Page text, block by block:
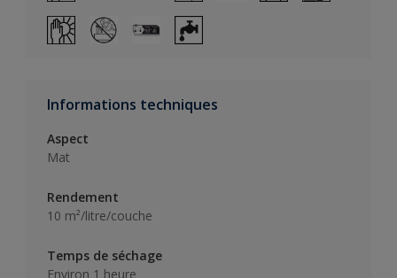
Informations techniques
Aspect
Mat
Rendement
10 m²/litre/couche
Temps de séchage
Environ 1 heure